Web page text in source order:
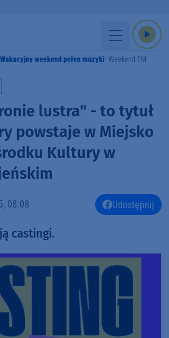
Wakacyjny weekend pełen muzyki Weekend FM
lustra" - to tytuł
powstaje w Miejsko
Kultury w
08:08 Udostępnij
castingi.